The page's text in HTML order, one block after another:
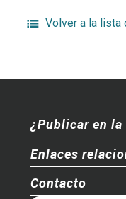
Volver a la lista
¿Publicar en
Enlaces
Contacto